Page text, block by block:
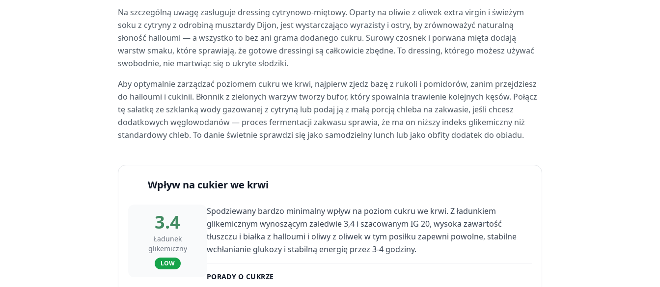
Na szczególną uwagę zasługuje dressing cytrynowo-miętowy. Oparty na oliwie z oliwek extra virgin i świeżym
soku z cytryny z odrobiną musztardy Dijon, jest wystarczająco wyrazisty i ostry, by zrównoważyć naturalną
słoność halloumi — a wszystko to bez ani grama dodanego cukru. Surowy czosnek i porwana mięta dodają
warstw smaku, które sprawiają, że gotowe dressingi są całkowicie zbędne. To dressing, którego możesz używać
swobodnie, nie martwiąc się o ukryte słodziki.
Aby optymalnie zarządzać poziomem cukru we krwi, najpierw zjedz bazę z rukoli i pomidorów, zanim przejdziesz
do halloumi i cukinii. Błonnik z zielonych warzyw tworzy bufor, który spowalnia trawienie kolejnych kęsów. Połącz
tę sałatkę ze szklanką wody gazowanej z cytryną lub podaj ją z małą porcją chleba na zakwasie, jeśli chcesz
dodatkowych węglowodanów — proces fermentacji zakwasu sprawia, że ma on niższy indeks glikemiczny niż
standardowy chleb. To danie świetnie sprawdzi się jako samodzielny lunch lub jako obfity dodatek do obiadu.
Wpływ na cukier we krwi
3.4
Ładunek
glikemiczny
LOW
Spodziewany bardzo minimalny wpływ na poziom cukru we krwi. Z ładunkiem
glikemicznym wynoszącym zaledwie 3,4 i szacowanym IG 20, wysoka zawartość
tłuszczu i białka z halloumi i oliwy z oliwek w tym posiłku zapewni powolne, stabilne
wchłanianie glukozy i stabilną energię przez 3-4 godziny.
PORADY O CUKRZE